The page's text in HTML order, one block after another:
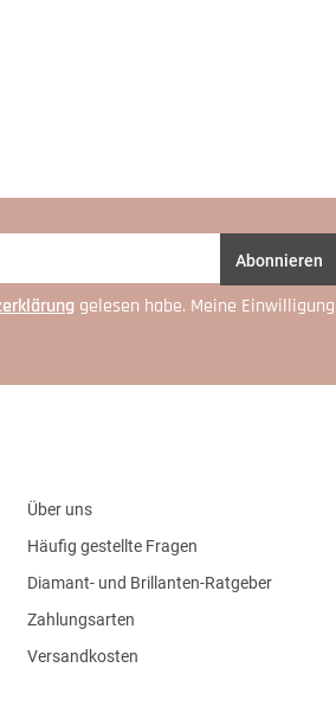
Abonnieren
gelesen habe. Meine Einwilligung
Über uns
Häufig gestellte Fragen
Diamant- und Brillanten-Ratgeber
Zahlungsarten
Versandkosten